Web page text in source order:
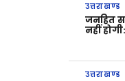
उत्तराखण्ड
जनहित
नहीं
उत्तराखण्ड